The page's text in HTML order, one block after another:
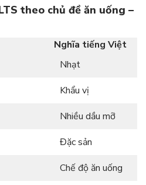
theo chủ đề ăn uống –
Nghĩa tiếng Việt
Nhạt
Khẩu vị
Nhiều dầu mỡ
Đặc sản
Chế độ ăn uống